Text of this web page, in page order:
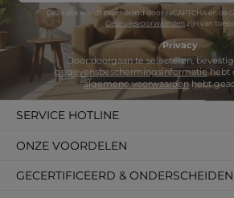
Deze site wordt beschermd door reCAPTCHA en de
Gebruiksvoorwaarden zijn van
Privacy
gegevensbeschermingsinformatie
algemene voorwaardenhebt
SERVICE HOTLINE
GECERTIFICEERD & ONDERSCHEIDEN
ONZE VOORDELEN